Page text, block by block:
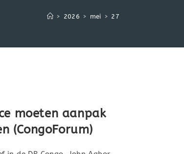
> 2026 > mei > 27
moeten aanpak
(CongoForum)